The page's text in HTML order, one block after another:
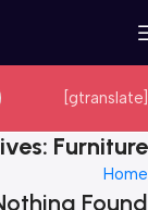
Furniture
Home
Found